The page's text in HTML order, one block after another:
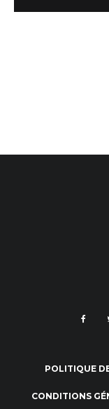
POLITIQUE
CONDITIONS